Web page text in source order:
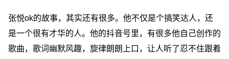
张悦ok的故事，其实还有很多。他不仅是个搞笑达人，还
是一个很有才华的人。他的抖音号里，有很多他自己创作的
歌曲，歌词幽默风趣，旋律朗朗上口，让人听了忍不住跟着